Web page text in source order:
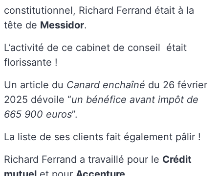
constitutionnel, Richard Ferrand était à la
tête de Messidor.
L’activité de ce cabinet de conseil était
florissante !
Un article du Canard enchaîné du 26 février
2025 dévoile “un bénéfice avant impôt de
665 900 euros”.
La liste de ses clients fait également pâlir !
Richard Ferrand a travaillé pour le Crédit